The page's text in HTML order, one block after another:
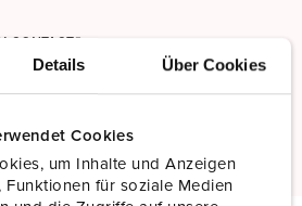
Details Über Cookies
Cookies
um Inhalte und Anzeigen
Funktionen für soziale Medien
CONTACT®
Innovatieve contactbustechnologie